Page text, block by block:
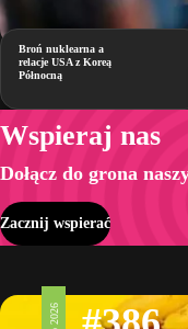
Broń nuklearna a
relacje USA z Koreą
Północną
Wspieraj nas
Dołącz do grona
Zacznij wspierać